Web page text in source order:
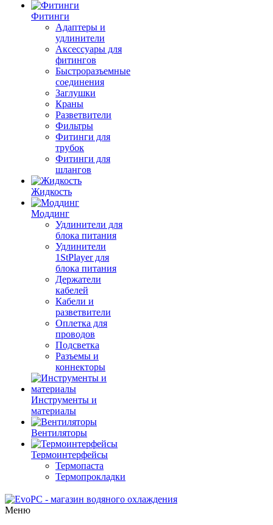
Фитинги
Адаптеры и
удлинители
Аксессуары для
фитингов
Быстроразъемные
соединения
Заглушки
Краны
Разветвители
Фильтры
Фитинги для
трубок
Фитинги для
шлангов
Жидкость
Моддинг
Удлинители для
блока питания
Удлинители
1StPlayer для
блока питания
Держатели
кабелей
Кабели и
разветвители
Оплетка для
проводов
Подсветка
Разъемы и
коннекторы
Инструменты и
материалы
Вентиляторы
Термоинтерфейсы
Термопаста
Термопрокладки
Меню